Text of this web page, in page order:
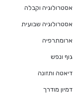
אסטרולוגיה וקבלה
אסטרולוגיה שבועית
ארומתרפיה
גוף ונפש
דיאטה ותזונה
דמיון מודרך